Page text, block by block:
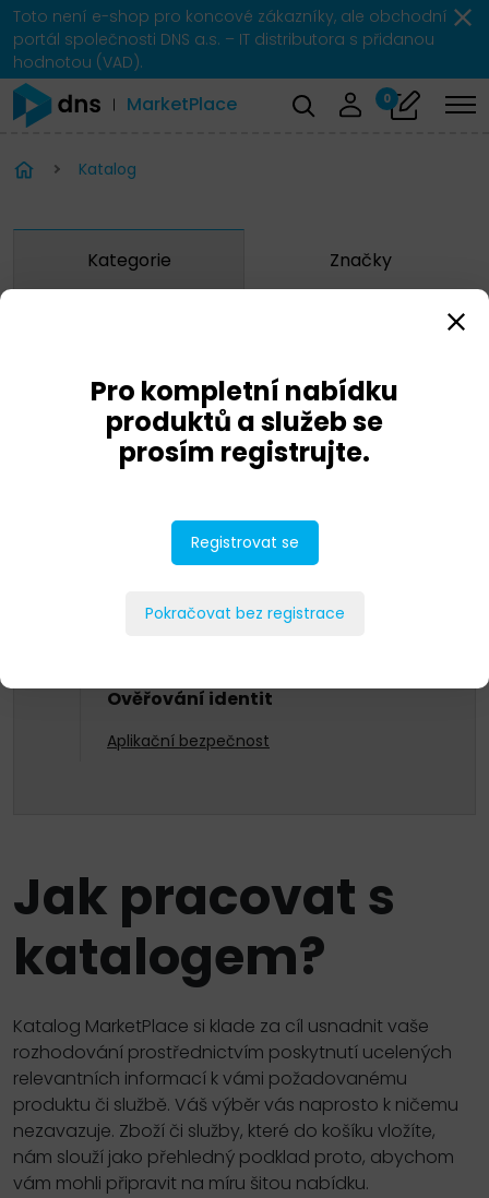
Toto není e-shop pro koncové zákazníky, ale obchodní
portál společnosti DNS a.s. – IT distributora s přidanou
hodnotou (VAD).
MarketPlace 0
Katalog
Kategorie Značky
CheckPoint
a směrnice NIS2
Ověřování identit
Aplikační bezpečnost
Jak pracovat s
katalogem?
Katalog MarketPlace si klade za cíl usnadnit vaše
rozhodování prostřednictvím poskytnutí ucelených
relevantních informací k vámi požadovanému
produktu či službě. Váš výběr vás naprosto k ničemu
nezavazuje. Zboží či služby, které do košíku vložíte,
nám slouží jako přehledný podklad proto, abychom
vám mohli připravit na míru šitou nabídku.
Pro kompletní nabídku
produktů a služeb se
prosím registrujte.
Registrovat se
Pokračovat bez registrace